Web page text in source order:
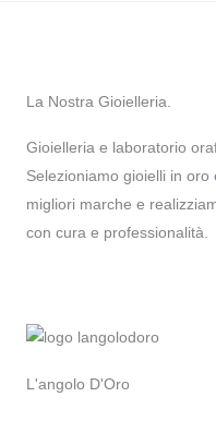
La Nostra Gioielleria.
Gioielleria e laboratorio
Selezioniamo gioielli in
migliori marche e
con cura e professionalità.
L'angolo D'Oro